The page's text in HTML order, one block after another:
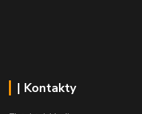
| Kontakty